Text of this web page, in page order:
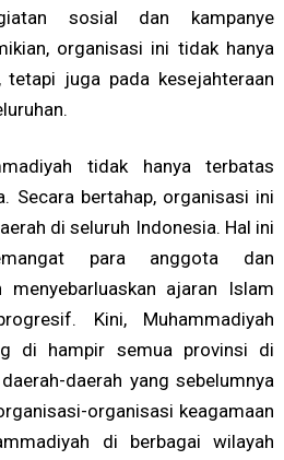
sosial dan kampanye
organisasi ini tidak hanya
tetapi juga pada kesejahteraan
tidak hanya terbatas
Secara bertahap, organisasi ini
di seluruh Indonesia. Hal ini
para anggota dan
menyebarluaskan ajaran Islam
Kini, Muhammadiyah
di hampir semua provinsi di
daerah yang sebelumnya
organisasi keagamaan
di berbagai wilayah